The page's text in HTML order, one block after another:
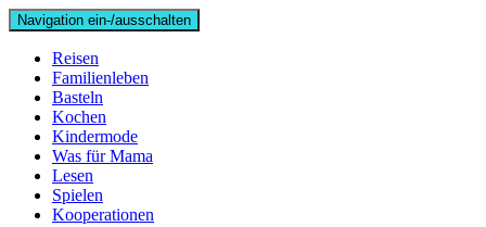
Navigation ein-/ausschalten
Reisen
Familienleben
Basteln
Kochen
Kindermode
Was für Mama
Lesen
Spielen
Kooperationen